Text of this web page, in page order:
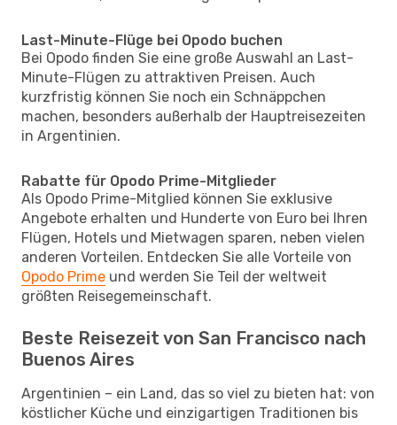
Last-Minute-Flüge bei Opodo buchen
Bei Opodo finden Sie eine große Auswahl an Last-
Minute-Flügen zu attraktiven Preisen. Auch
kurzfristig können Sie noch ein Schnäppchen
machen, besonders außerhalb der Hauptreisezeiten
in Argentinien.
Rabatte für Opodo Prime-Mitglieder
Als Opodo Prime-Mitglied können Sie exklusive
Angebote erhalten und Hunderte von Euro bei Ihren
Flügen, Hotels und Mietwagen sparen, neben vielen
anderen Vorteilen. Entdecken Sie alle Vorteile von
Opodo Prime und werden Sie Teil der weltweit
größten Reisegemeinschaft.
Beste Reisezeit von San Francisco nach
Buenos Aires
Argentinien – ein Land, das so viel zu bieten hat: von
köstlicher Küche und einzigartigen Traditionen bis